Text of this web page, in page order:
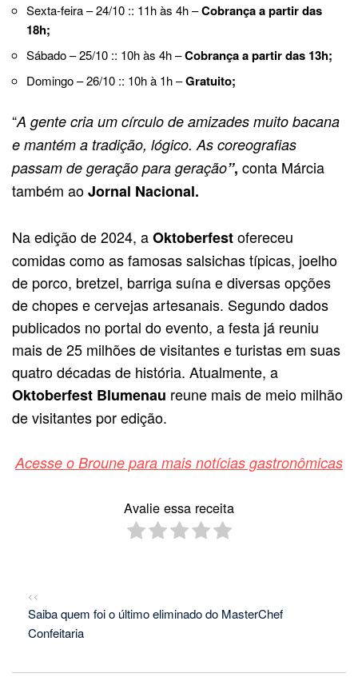
Sexta-feira – 24/10 :: 11h às 4h –Cobrança a partir das
18h;
Sábado – 25/10 :: 10h às 4h –Cobrança a partir das 13h;
Domingo – 26/10 :: 10h à 1h –Gratuito;
“A gente cria um círculo de amizades muito bacana
e mantém a tradição, lógico. As coreografias
passam de geração para geração”, conta Márcia
também aoJornal Nacional.
Na edição de 2024, aOktoberfestofereceu
comidas como as famosas salsichas típicas, joelho
de porco, bretzel, barriga suína e diversas opções
de chopes e cervejas artesanais. Segundo dados
publicados no portal do evento, a festa já reuniu
mais de 25 milhões de visitantes e turistas em suas
quatro décadas de história. Atualmente, a
Oktoberfest Blumenau reune mais de meio milhão
de visitantes por edição.
Acesse o Broune para mais notícias gastronômicas
Avalie essa receita
<<
Saiba quem foi o último eliminado do MasterChef
Confeitaria